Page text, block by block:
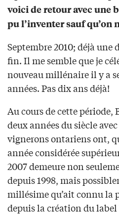
voici de retour avec une
pu l’inventer sauf qu’on
Septembre 2010; déjà une
fin. Il me semble que je
nouveau millénaire il y a
années. Pas dix ans déjà!
Au cours de cette période,
deux années du siècle
vignerons ontariens ont,
année considérée
2007 demeure non
depuis 1998, mais
millésime qu’ait connu la
depuis la création du label